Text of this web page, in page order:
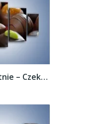
Obraz na płótnie – Czekoladowe praliny z...